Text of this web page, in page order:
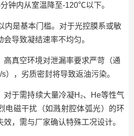
钟内从室温降至-120℃以下。
是基本门槛。对于光控膜系或敏
导致凝结速率不均匀。
高真空环境对泄漏率要求严苛（通
s），劣质密封将导致返油污染。
对于需持续大量冷凝H₂、He等性气
电磁干扰（如溅射腔体弧光）的环
，需与厂家确认特殊工况设计。